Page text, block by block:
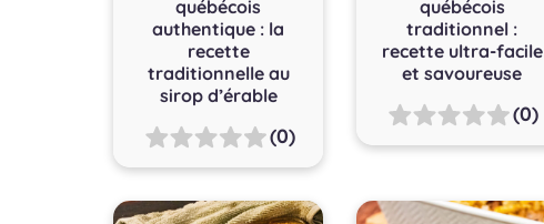
québécois
authentique : la
recette
traditionnelle au
sirop d’érable
(0)
québécois
traditionnel :
recette ultra-facile
et savoureuse
(0)